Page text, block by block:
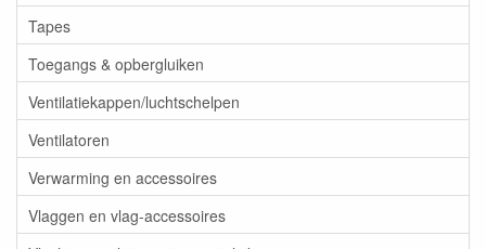
Tapes
Toegangs & opbergluiken
Ventilatiekappen/luchtschelpen
Ventilatoren
Verwarming en accessoires
Vlaggen en vlag-accessoires